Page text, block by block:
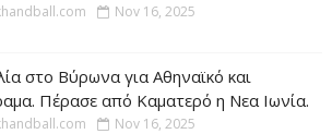
Nov 16, 2025
στο Βύρωνα για Αθηναϊκό και
Πέρασε από Καματερό η Νεα Ιωνία.
Nov 16, 2025